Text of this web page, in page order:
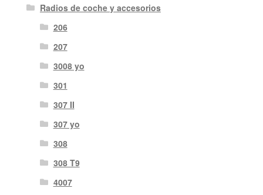
Radios de coche y accesorios
206
207
3008 yo
301
307 II
307 yo
308
308 T9
4007